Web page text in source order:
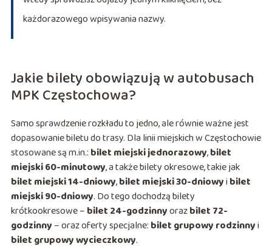
każdorazowego wpisywania nazwy.
Jakie bilety obowiązują w autobusach
MPK Częstochowa?
Samo sprawdzenie rozkładu to jedno, ale równie ważne jest
dopasowanie biletu do trasy. Dla linii miejskich w Częstochowie
stosowane są m.in.: bilet miejski jednorazowy,bilet
miejski 60-minutowy, a także bilety okresowe, takie jak
bilet miejski 14-dniowy,bilet miejski 30-dniowyi bilet
miejski 90-dniowy. Do tego dochodzą bilety
krótkookresowe – bilet 24-godzinnyorazbilet 72-
godzinny – oraz oferty specjalne: bilet grupowy rodzinnyi
bilet grupowy wycieczkowy.